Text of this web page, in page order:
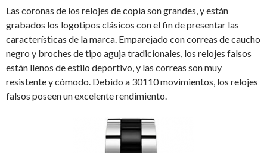
Las coronas de los relojes de copia son grandes, y están
grabados los logotipos clásicos con el fin de presentar las
características de la marca. Emparejado con correas de caucho
negro y broches de tipo aguja tradicionales, los relojes falsos
están llenos de estilo deportivo, y las correas son muy
resistente y cómodo. Debido a 30110 movimientos, los relojes
falsos poseen un excelente rendimiento.